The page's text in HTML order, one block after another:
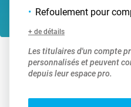
Refoulement pour
+ de détails
Les titulaires d'un compte
personnalisés et peuvent
depuis leur espace pro.